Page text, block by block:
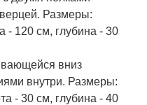
Размеры:
- 120 см, глубина - 30
вниз
внутри. Размеры:
- 30 см, глубина - 40